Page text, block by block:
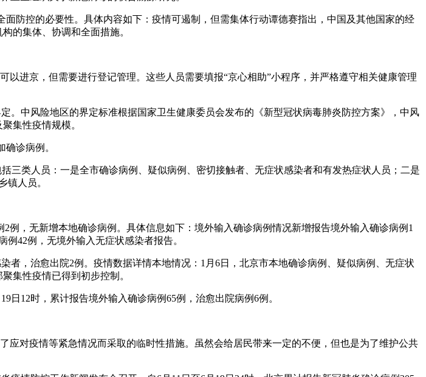
防控的必要性。具体内容如下：疫情可遏制，但需集体行动谭德赛指出，中国及其他国家的经
的集体、协调和全面措施。
进京，但需要进行登记管理。这些人员需要填报“京心相助”小程序，并严格遵守相关健康管理
。中风险地区的界定标准根据国家卫生健康委员会发布的《新型冠状病毒肺炎防控方案》，中风
集性疫情规模。
诊病例。
三类人员：一是全市确诊病例、疑似病例、密切接触者、无症状感染者和有发热症状人员；二是
镇人员。
例，无新增本地确诊病例。具体信息如下：境外输入确诊病例情况新增报告境外输入确诊病例1
42例，无境外输入无症状感染者报告。
者，治愈出院2例。疫情数据详情本地情况：1月6日，北京市本地确诊病例、疑似病例、无症状
集性疫情已得到初步控制。
日12时，累计报告境外输入确诊病例65例，治愈出院病例6例。
应对疫情等紧急情况而采取的临时性措施。虽然会给居民带来一定的不便，但也是为了维护公共